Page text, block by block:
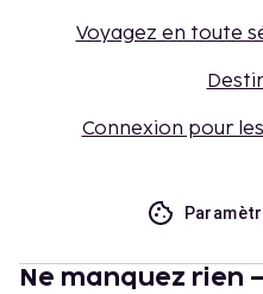
Voyagez en toute
Connexion pour
Ne manquez rien